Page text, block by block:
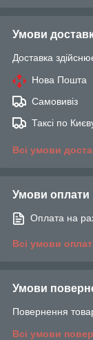
Умови
Доставка
Нова Пошта
Самовивіз
Таксі по
Всі умови
Умови оплати
Оплата на
Всі умови
Умови
Повернення
Всі умови